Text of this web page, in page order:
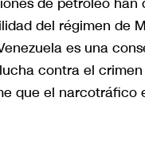
del régimen de
es una
contra el
que el narcotráfico